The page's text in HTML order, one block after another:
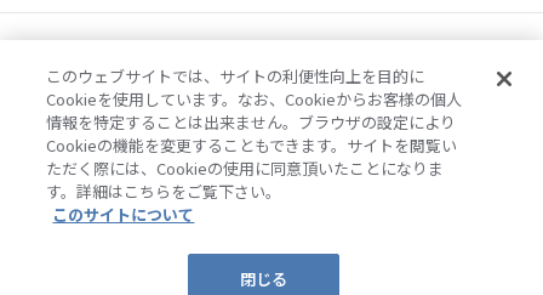
再就職活動ライブラリ
キャリアカフェ
このウェブサイトでは、サイトの利便性向上を目的に
Cookieを使用しています。なお、Cookieからお客様の個人
情報を特定することは出来ません。ブラウザの設定により
Cookieの機能を変更することもできます。サイトを閲覧い
ただく際には、Cookieの使用に同意頂いたことになりま
す。詳細はこちらをご覧下さい。
このサイトについて
閉じる